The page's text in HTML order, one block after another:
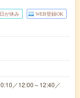
が休み WEB登録OK
／12:00～12:40／